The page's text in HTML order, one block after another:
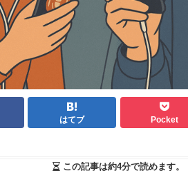
はてブ Pocket
この記事は約4分で読めます。